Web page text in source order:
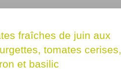
fraîches de juin aux
tomates cerises,
et basilic